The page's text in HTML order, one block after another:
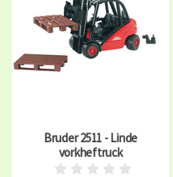
Bruder 2511 - Linde
vorkheftruck